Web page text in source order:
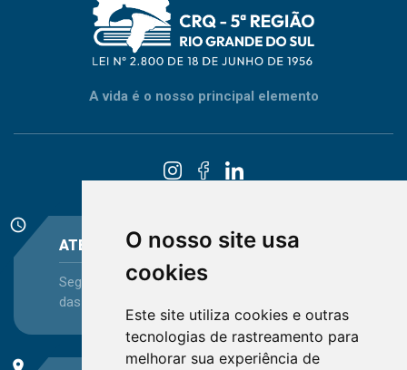
O nosso site usa
cookies
Este site utiliza cookies e outras
tecnologias de rastreamento para
melhorar sua experiência de
A vida é o nosso principal elemento
schedule
ATENDIMENTO
Segunda-feira a Sexta-feira - das 08:30 às 12:15 e
das 13:30 às 16:45
place